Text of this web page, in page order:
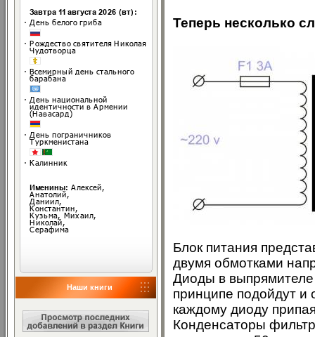
Наши книги
Теперь несколько
Блок питания
двумя обмотками
Диоды в
принципе подойдут
каждому диоду
Конденсаторы